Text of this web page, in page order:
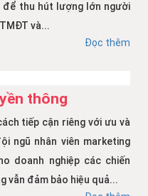
thu hút lượng lớn người
và...
Đọc thêm
thông
tiếp cận riêng với ưu và
ngũ nhân viên marketing
doanh nghiệp các chiến
vẫn đảm bảo hiệu quả...